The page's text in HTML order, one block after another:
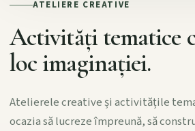
ATELIERE CREATIVE
Activități tematice
loc imaginației.
Atelierele creative și activitățile
ocazia să lucreze împreună, să